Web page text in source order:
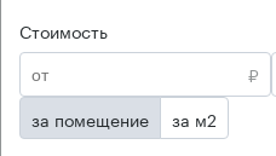
Стоимость
₽
за помещение
за м2